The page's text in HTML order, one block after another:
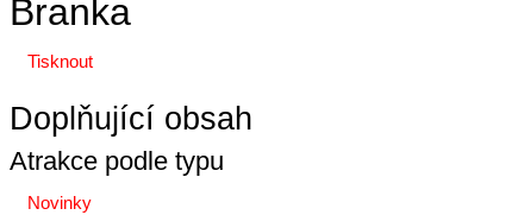
Branka
Tisknout
Doplňující obsah
Atrakce podle typu
Novinky